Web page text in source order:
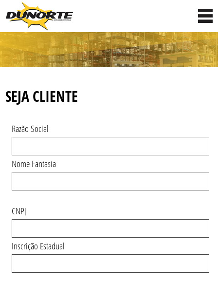
SEJA CLIENTE
Razão Social
Nome Fantasia
CNPJ
Inscrição Estadual